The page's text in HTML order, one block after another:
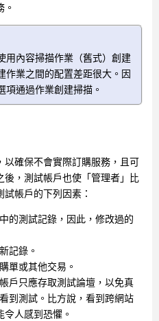
用內容掃描作業（舊式）創建
作業之間的配置差距很大。因
項通過作業創建掃描。
確保不會實際訂購服務，且可
，測試帳戶也使「管理者」比
帳戶的下列因素：
的測試記錄，因此，修改過的
記錄。
單或其他交易。
戶只應存取測試論壇，以免真
到測試。比方說，看到跨網站
人感到恐懼。